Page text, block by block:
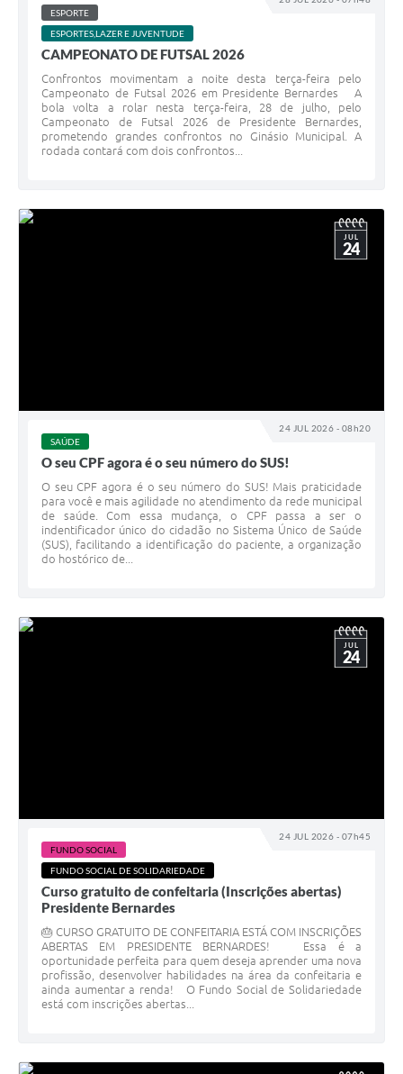
ESPORTE
ESPORTES,LAZER E JUVENTUDE
CAMPEONATO DE FUTSAL 2026
Confrontos movimentam a noite desta terça-feira pelo
Campeonato de Futsal 2026 em Presidente Bernardes A
bola volta a rolar nesta terça-feira, 28 de julho, pelo
Campeonato de Futsal 2026 de Presidente Bernardes,
prometendo grandes confrontos no Ginásio Municipal. A
rodada contará com dois confrontos...
24 JUL 2026 - 08h20
JUL
24
SAÚDE
O seu CPF agora é o seu número do SUS!
O seu CPF agora é o seu número do SUS! Mais praticidade
para você e mais agilidade no atendimento da rede municipal
de saúde. Com essa mudança, o CPF passa a ser o
indentificador único do cidadão no Sistema Único de Saúde
(SUS), facilitando a identificação do paciente, a organização
do hostórico de...
24 JUL 2026 - 07h45
JUL
24
FUNDO SOCIAL
FUNDO SOCIAL DE SOLIDARIEDADE
Curso gratuito de confeitaria (Inscrições abertas)
Presidente Bernardes
🎂 CURSO GRATUITO DE CONFEITARIA ESTÁ COM INSCRIÇÕES
ABERTAS EM PRESIDENTE BERNARDES! Essa é a
oportunidade perfeita para quem deseja aprender uma nova
profissão, desenvolver habilidades na área da confeitaria e
ainda aumentar a renda! O Fundo Social de Solidariedade
está com inscrições abertas...